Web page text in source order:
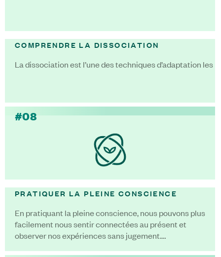
COMPRENDRE LA DISSOCIATION
La dissociation est l’une des techniques d’adaptation
#08
PRATIQUER LA PLEINE CONSCIENCE
En pratiquant la pleine conscience, nous pouvons plus
facilement nous sentir connectées au présent et
observer nos expériences sans jugement.…